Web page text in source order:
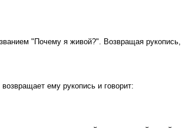
"Почему я живой?". Возвращая
ему рукопись и говорит: